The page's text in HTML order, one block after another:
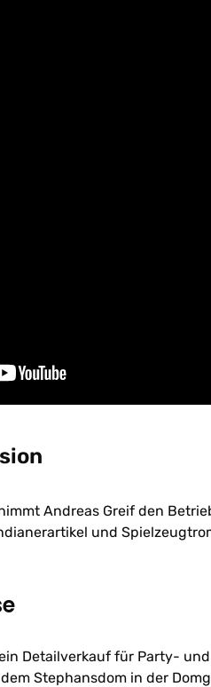
Andreas Greif den
und
Detailverkauf für Party-
Stephansdom in der